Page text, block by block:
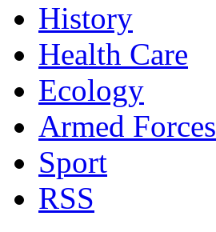
History
Health Care
Ecology
Armed Forces
Sport
RSS